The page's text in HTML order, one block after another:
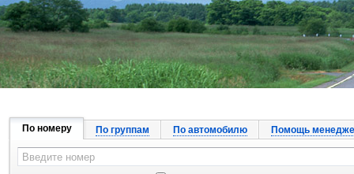
По номеру По группам По автомобилю Помощь